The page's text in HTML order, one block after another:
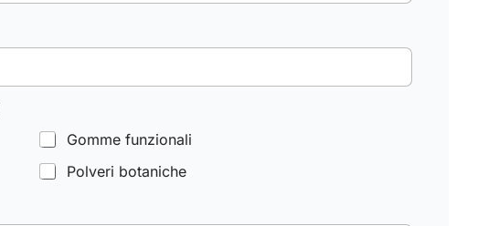
Gomme funzionali
Polveri botaniche